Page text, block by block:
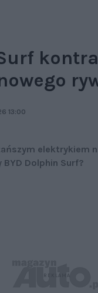
13:00
elektrykiem
Dolphin Surf?